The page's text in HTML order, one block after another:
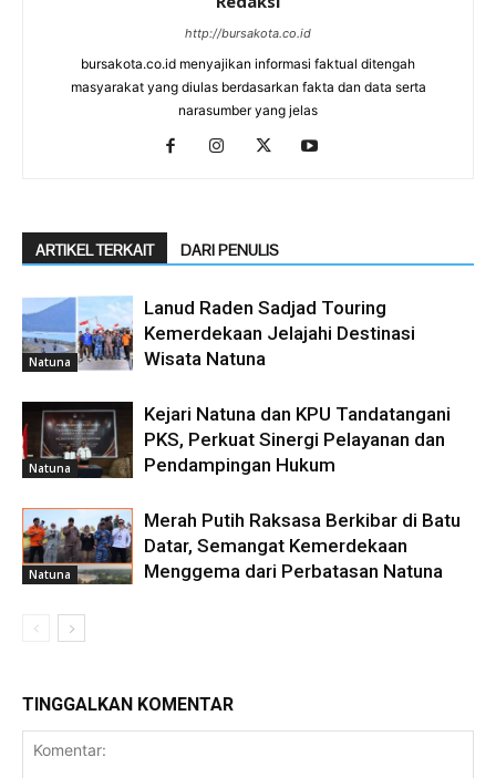
http://bursakota.co.id
bursakota.co.id menyajikan informasi faktual ditengah
masyarakat yang diulas berdasarkan fakta dan data serta
narasumber yang jelas
ARTIKEL TERKAIT DARI PENULIS
Natuna
Lanud Raden Sadjad Touring
Kemerdekaan Jelajahi Destinasi
Wisata Natuna
Natuna
Kejari Natuna dan KPU Tandatangani
PKS, Perkuat Sinergi Pelayanan dan
Pendampingan Hukum
Natuna
Merah Putih Raksasa Berkibar di Batu
Datar, Semangat Kemerdekaan
Menggema dari Perbatasan Natuna
TINGGALKAN KOMENTAR